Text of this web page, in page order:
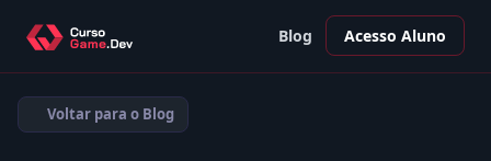
Blog Acesso Aluno
Voltar para o Blog